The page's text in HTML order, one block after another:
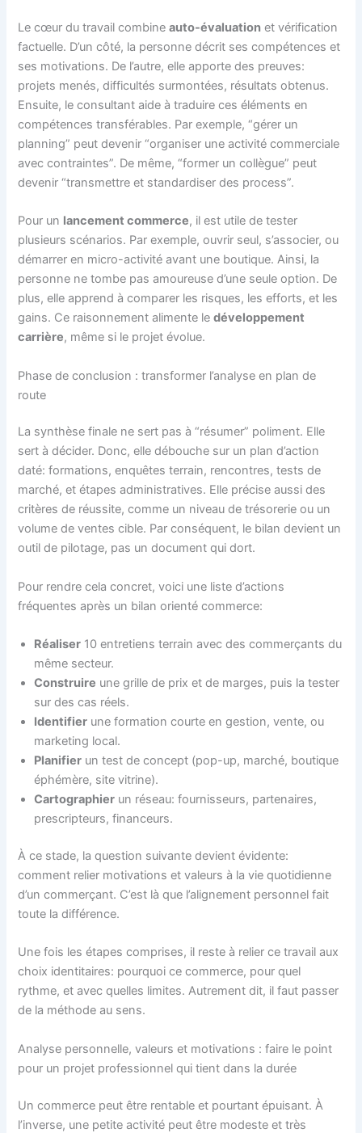
Le cœur du travail combineauto-évaluation et vérification
factuelle. D’un côté, la personne décrit ses compétences et
ses motivations. De l’autre, elle apporte des preuves:
projets menés, difficultés surmontées, résultats obtenus.
Ensuite, le consultant aide à traduire ces éléments en
compétences transférables. Par exemple, “gérer un
planning” peut devenir “organiser une activité commerciale
avec contraintes”. De même, “former un collègue” peut
devenir “transmettre et standardiser des process”.
Pour un lancement commerce, il est utile de tester
plusieurs scénarios. Par exemple, ouvrir seul, s’associer, ou
démarrer en micro-activité avant une boutique. Ainsi, la
personne ne tombe pas amoureuse d’une seule option. De
plus, elle apprend à comparer les risques, les efforts, et les
gains. Ce raisonnement alimente ledéveloppement
carrière, même si le projet évolue.
Phase de conclusion : transformer l’analyse en plan de
route
La synthèse finale ne sert pas à “résumer” poliment. Elle
sert à décider. Donc, elle débouche sur un plan d’action
daté: formations, enquêtes terrain, rencontres, tests de
marché, et étapes administratives. Elle précise aussi des
critères de réussite, comme un niveau de trésorerie ou un
volume de ventes cible. Par conséquent, le bilan devient un
outil de pilotage, pas un document qui dort.
Pour rendre cela concret, voici une liste d’actions
fréquentes après un bilan orienté commerce:
Réaliser 10 entretiens terrain avec des commerçants du
même secteur.
Construire une grille de prix et de marges, puis la tester
sur des cas réels.
Identifier une formation courte en gestion, vente, ou
marketing local.
Planifier un test de concept (pop-up, marché, boutique
éphémère, site vitrine).
Cartographier un réseau: fournisseurs, partenaires,
prescripteurs, financeurs.
À ce stade, la question suivante devient évidente:
comment relier motivations et valeurs à la vie quotidienne
d’un commerçant. C’est là que l’alignement personnel fait
toute la différence.
Une fois les étapes comprises, il reste à relier ce travail aux
choix identitaires: pourquoi ce commerce, pour quel
rythme, et avec quelles limites. Autrement dit, il faut passer
de la méthode au sens.
Analyse personnelle, valeurs et motivations : faire le point
pour un projet professionnel qui tient dans la durée
Un commerce peut être rentable et pourtant épuisant. À
l’inverse, une petite activité peut être modeste et très